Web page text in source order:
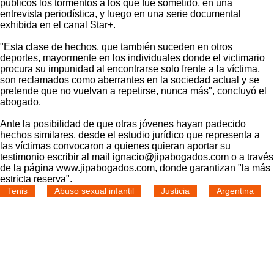
públicos los tormentos a los que fue sometido, en una
entrevista periodística, y luego en una serie documental
exhibida en el canal Star+.
"Esta clase de hechos, que también suceden en otros
deportes, mayormente en los individuales donde el victimario
procura su impunidad al encontrarse solo frente a la víctima,
son reclamados como aberrantes en la sociedad actual y se
pretende que no vuelvan a repetirse, nunca más", concluyó el
abogado.
Ante la posibilidad de que otras jóvenes hayan padecido
hechos similares, desde el estudio jurídico que representa a
las víctimas convocaron a quienes quieran aportar su
testimonio escribir al mail ignacio@jipabogados.com o a través
de la página www.jipabogados.com, donde garantizan "la más
estricta reserva".
Tenis Abuso sexual infantil Justicia Argentina